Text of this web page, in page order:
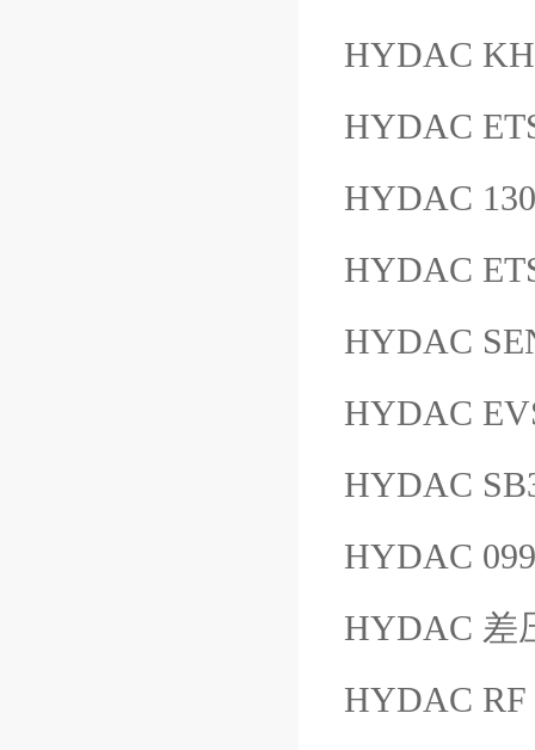
HYDAC
HYDAC
HYDAC
HYDAC
HYDAC
HYDAC
HYDAC
HYDAC
HYDAC 差
HYDAC RF